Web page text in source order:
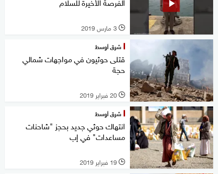
l 3 مارس 2019
شرق أوسط
قتلى حوثيون في مواجهات شمالي
حجة
l 20 فبراير 2019
شرق أوسط
انتهاك حوثي جديد بحجز "شاحنات
مساعدات" في إب
l 19 فبراير 2019